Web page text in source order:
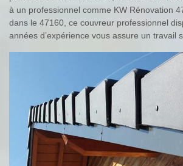
à un professionnel comme KW Rénovation
dans le 47160, ce couvreur professionnel
années d’expérience vous assure un travail